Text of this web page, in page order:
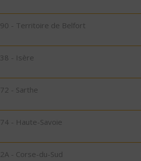
90 - Territoire de Belfort
38 - Isère
72 - Sarthe
74 - Haute-Savoie
2A - Corse-du-Sud